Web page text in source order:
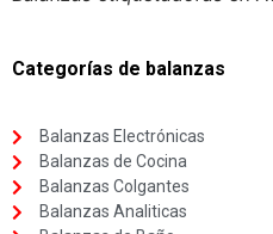
Categorías de balanzas
Balanzas Electrónicas
Balanzas de Cocina
Balanzas Colgantes
Balanzas Analiticas